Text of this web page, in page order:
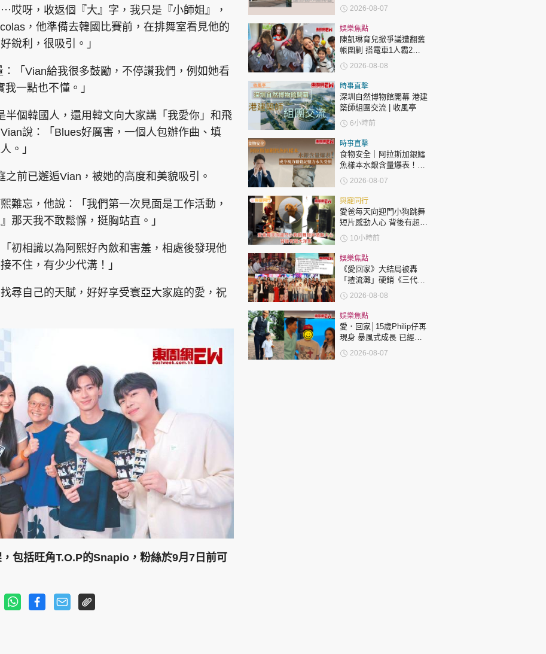
款 版權及免責聲明 Copyright © 東周網 版權所有 . 不得轉載 ©Eastweek.com.hk. All rights reserved.
哎呀，收返個『大』字，我只是『小師姐』，
，他準備去韓國比賽前，在排舞室看見他的
銳利，很吸引。」
「Vian給我很多鼓勵，不停讚我們，例如她看
一點也不懂。」
半個韓國人，還用韓文向大家講「我愛你」和飛
說：「Blues好厲害，一個人包辦作曲、填
。」
前已邂逅Vian，被她的高度和美貌吸引。
難忘，他說：「我們第一次見面是工作活動，
那天我不敢鬆懈，挺胸站直。」
初相識以為阿熙好內斂和害羞，相處後發現他
不住，有少少代溝！」
尋自己的天賦，好好享受寰亞大家庭的愛，祝
包括旺角T.O.P的Snapio，粉絲於9月7日前可
2026-08-07
娛樂焦點
陳凱琳育兒掀爭議遭翻舊
帳圍剿 搭電車1人霸2個
位 被轟自私欠公德心 有
指反應過度不公平
2026-08-08
時事直擊
深圳自然博物館開幕 港建
築師組團交流 | 收風亭
6小時前
時事直擊
食物安全｜阿拉斯加銀鱈
魚樣本水銀含量爆表！或
令視力聽覺記憶力永久受
損
2026-08-07
與寵同行
愛爸每天向迎門小狗跳舞
短片感動人心 背後有超大
洋蔥
10小時前
娛樂焦點
《愛回家》大結局被轟
「揸流灘」硬銷《三代同
糖》 劇集播畢台前幕後喊
爆場面感人
2026-08-08
娛樂焦點
愛．回家│15歲Philip仔再
現身 暴風式成長 已經高
過「三太」樊亦敏！
2026-08-07